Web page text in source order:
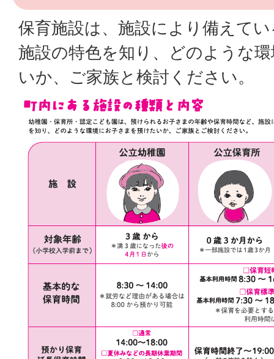
保育施設は、施設により備えて
施設の特色を知り、どのような
いか、ご家族と検討ください。